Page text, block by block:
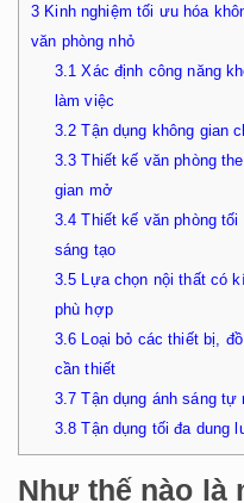
3 Kinh nghiệm tối ưu hóa
văn phòng nhỏ
3.1 Xác định công năng
làm việc
3.2 Tận dụng không gian
3.3 Thiết kế văn phòng
gian mở
3.4 Thiết kế văn phòng tối
sáng tạo
3.5 Lựa chọn nội thất có
phù hợp
3.6 Loại bỏ các thiết bị,
cần thiết
3.7 Tận dụng ánh sáng tự
3.8 Tận dụng tối đa dung
Như thế nào là